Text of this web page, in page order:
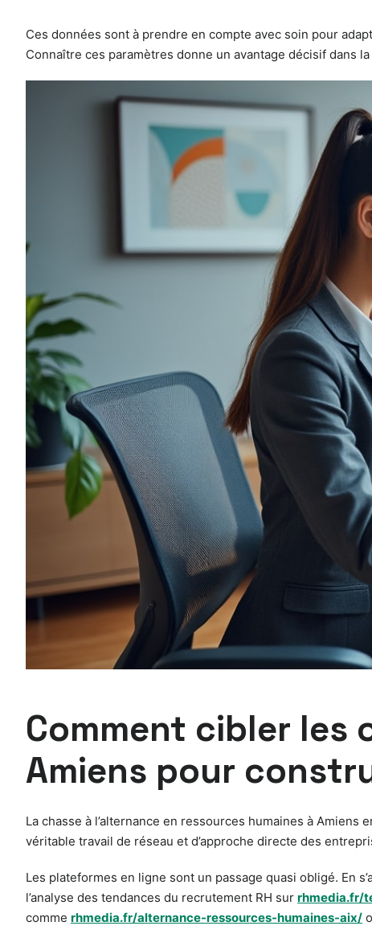
Ces données sont à prendre en compte avec soin pour
Connaître ces paramètres donne un avantage décisif dans
Comment cibler les
Amiens pour
La chasse à l’alternance en ressources humaines à
véritable travail de réseau et d’approche directe des
Les plateformes en ligne sont un passage quasi obligé. En
l’analyse des tendances du recrutement RH sur rhmedia.fr/
comme rhmedia.fr/alternance-ressources-humaines-aix/